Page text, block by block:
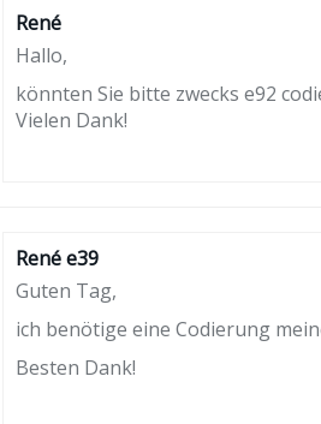
René
Hallo,
könnten Sie bitte zwecks e92
Vielen Dank!
René e39
Guten Tag,
ich benötige eine Codierung
Besten Dank!